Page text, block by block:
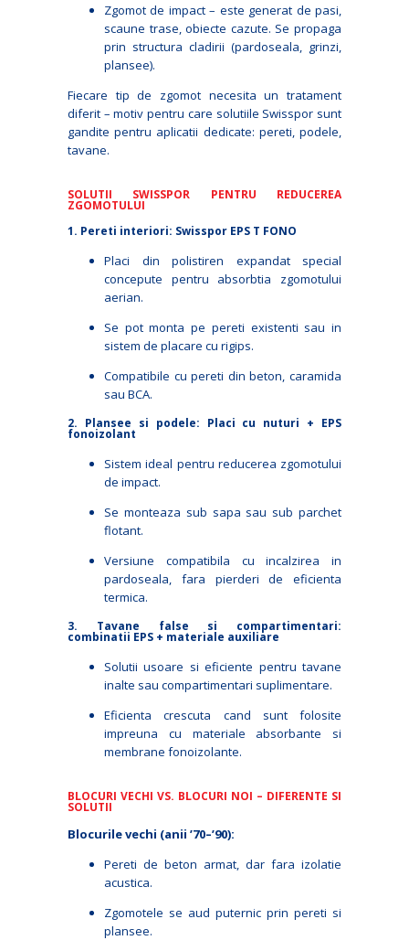
Zgomot de impact – este generat de pasi,
scaune trase, obiecte cazute. Se propaga
prin structura cladirii (pardoseala, grinzi,
plansee).
Fiecare tip de zgomot necesita un tratament
diferit – motiv pentru care solutiile Swisspor sunt
gandite pentru aplicatii dedicate: pereti, podele,
tavane.
SOLUTII SWISSPOR PENTRU REDUCEREA
ZGOMOTULUI
1. Pereti interiori: Swisspor EPS T FONO
Placi din polistiren expandat special
concepute pentru absorbtia zgomotului
aerian.
Se pot monta pe pereti existenti sau in
sistem de placare cu rigips.
Compatibile cu pereti din beton, caramida
sau BCA.
2. Plansee si podele: Placi cu nuturi + EPS
fonoizolant
Sistem ideal pentru reducerea zgomotului
de impact.
Se monteaza sub sapa sau sub parchet
flotant.
Versiune compatibila cu incalzirea in
pardoseala, fara pierderi de eficienta
termica.
3. Tavane false si compartimentari:
combinatii EPS + materiale auxiliare
Solutii usoare si eficiente pentru tavane
inalte sau compartimentari suplimentare.
Eficienta crescuta cand sunt folosite
impreuna cu materiale absorbante si
membrane fonoizolante.
BLOCURI VECHI VS. BLOCURI NOI – DIFERENTE SI
SOLUTII
Blocurile vechi (anii ’70–’90):
Pereti de beton armat, dar fara izolatie
acustica.
Zgomotele se aud puternic prin pereti si
plansee.